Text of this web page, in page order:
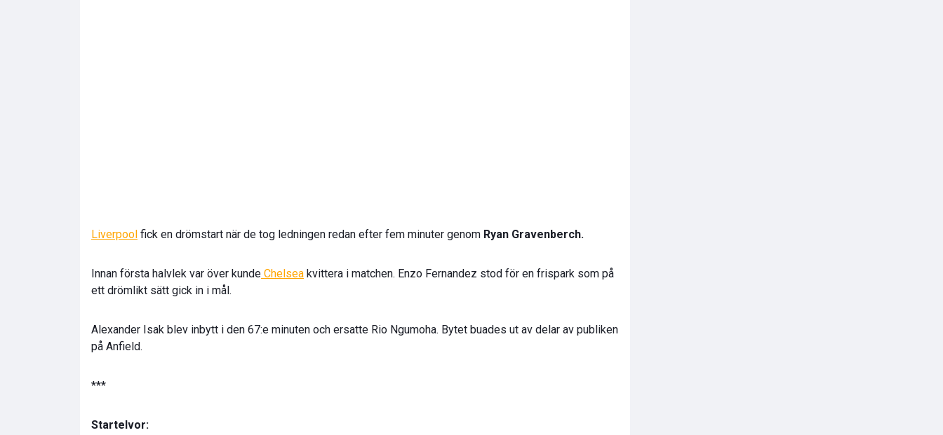
Liverpool fick en drömstart när de tog ledningen redan efter fem minuter genom Ryan Gravenberch.
Innan första halvlek var över kunde Chelsea kvittera i matchen. Enzo Fernandez stod för en frispark som på
ett drömlikt sätt gick in i mål.
Alexander Isak blev inbytt i den 67:e minuten och ersatte Rio Ngumoha. Bytet buades ut av delar av publiken
på Anfield.
***
Startelvor: